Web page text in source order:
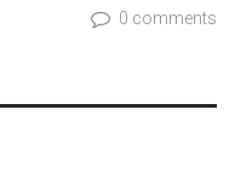
0 comments